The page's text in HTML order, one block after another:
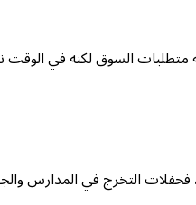
متطلبات السوق لكنه في
فحفلات التخرج في المدارس